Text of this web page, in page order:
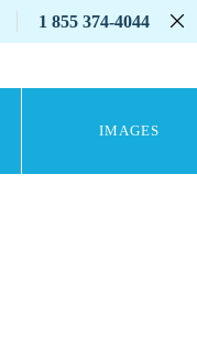
1 855 374-4044
IMAGES